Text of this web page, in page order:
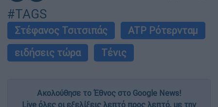
#TAGS
Στέφανος Τσιτσιπάς
ATP Ρότερνταμ
ειδήσεις τώρα
Τένις
Ακολούθησε το Έθνος στο Google News!
Live όλες οι εξελίξεις λεπτό προς λεπτό, με την